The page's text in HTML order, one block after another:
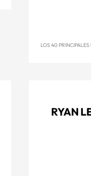
LOS 40
RYAN